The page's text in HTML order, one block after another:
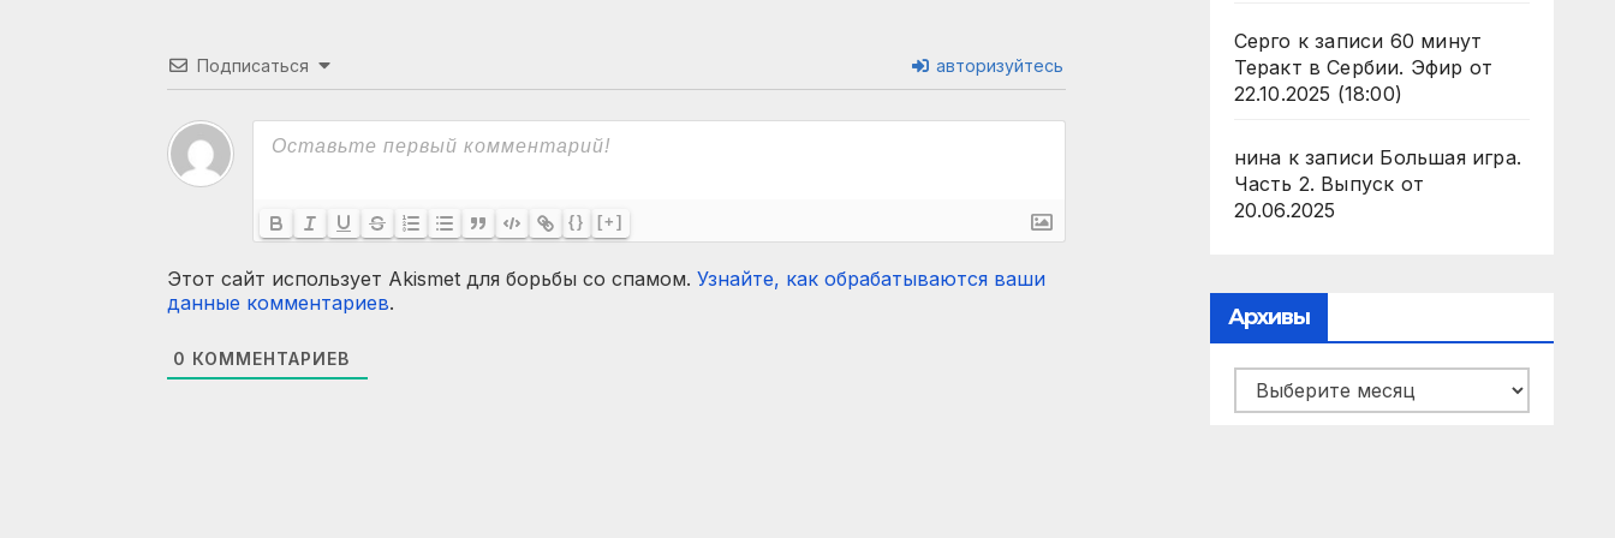
Подписаться авторизуйтесь
{} [+]
Этот сайт использует Akismet для борьбы со спамом. Узнайте, как обрабатываются ваши
данные комментариев.
0 КОММЕНТАРИЕВ
Серго к записи 60 минут
Теракт в Сербии. Эфир от
22.10.2025 (18:00)
нина к записи Большая игра.
Часть 2. Выпуск от
20.06.2025
Архивы
Архивы